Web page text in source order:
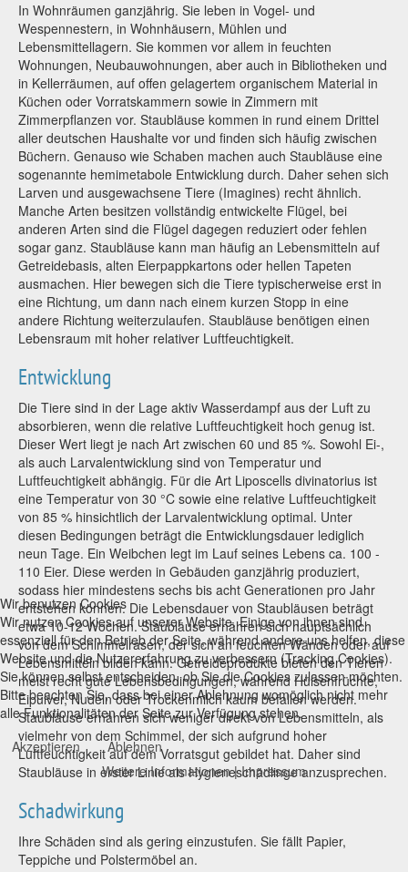
In Wohnräumen ganzjährig. Sie leben in Vogel- und
Wespennestern, in Wohnhäusern, Mühlen und
Lebensmittellagern. Sie kommen vor allem in feuchten
Wohnungen, Neubauwohnungen, aber auch in Bibliotheken und
in Kellerräumen, auf offen gelagertem organischem Material in
Küchen oder Vorratskammern sowie in Zimmern mit
Zimmerpflanzen vor. Staubläuse kommen in rund einem Drittel
aller deutschen Haushalte vor und finden sich häufig zwischen
Büchern. Genauso wie Schaben machen auch Staubläuse eine
sogenannte hemimetabole Entwicklung durch. Daher sehen sich
Larven und ausgewachsene Tiere (Imagines) recht ähnlich.
Manche Arten besitzen vollständig entwickelte Flügel, bei
anderen Arten sind die Flügel dagegen reduziert oder fehlen
sogar ganz. Staubläuse kann man häufig an Lebensmitteln auf
Getreidebasis, alten Eierpappkartons oder hellen Tapeten
ausmachen. Hier bewegen sich die Tiere typischerweise erst in
eine Richtung, um dann nach einem kurzen Stopp in eine
andere Richtung weiterzulaufen. Staubläuse benötigen einen
Lebensraum mit hoher relativer Luftfeuchtigkeit.
Entwicklung
Die Tiere sind in der Lage aktiv Wasserdampf aus der Luft zu
absorbieren, wenn die relative Luftfeuchtigkeit hoch genug ist.
Dieser Wert liegt je nach Art zwischen 60 und 85 %. Sowohl Ei-,
als auch Larvalentwicklung sind von Temperatur und
Luftfeuchtigkeit abhängig. Für die Art Liposcells divinatorius ist
eine Temperatur von 30 °C sowie eine relative Luftfeuchtigkeit
von 85 % hinsichtlich der Larvalentwicklung optimal. Unter
diesen Bedingungen beträgt die Entwicklungsdauer lediglich
neun Tage. Ein Weibchen legt im Lauf seines Lebens ca. 100 -
110 Eier. Diese werden in Gebäuden ganzjährig produziert,
sodass hier mindestens sechs bis acht Generationen pro Jahr
entstehen können. Die Lebensdauer von Staubläusen beträgt
etwa 10-12 Wochen. Staubläuse ernähren sich hauptsächlich
von dem Schimmelrasen, der sich an feuchten Wänden oder auf
Lebensmitteln bilden kann. Getreideprodukte bieten den Tieren
meist recht gute Lebensbedingungen, während Hülsenfrüchte,
Eipulver, Nudeln oder Trockenmilch kaum befallen werden.
Staubläuse ernähren sich weniger direkt von Lebensmitteln, als
vielmehr von dem Schimmel, der sich aufgrund hoher
Luftfeuchtigkeit auf dem Vorratsgut gebildet hat. Daher sind
Staubläuse in erster Linie als Hygieneschädlinge anzusprechen.
Schadwirkung
Ihre Schäden sind als gering einzustufen. Sie fällt Papier,
Teppiche und Polstermöbel an.
Wir benutzen Cookies
Wir nutzen Cookies auf unserer Website. Einige von ihnen sind
essenziell für den Betrieb der Seite, während andere uns helfen, diese
Website und die Nutzererfahrung zu verbessern (Tracking Cookies).
Sie können selbst entscheiden, ob Sie die Cookies zulassen möchten.
Bitte beachten Sie, dass bei einer Ablehnung womöglich nicht mehr
alle Funktionalitäten der Seite zur Verfügung stehen.
Akzeptieren
Ablehnen
Weitere Informationen|Impressum